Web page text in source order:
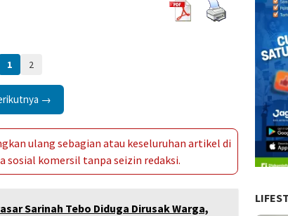
1 2
→
ulang sebagian atau keseluruhan artikel di
sosial komersil tanpa seizin redaksi.
Sarinah Tebo Diduga Dirusak Warga,